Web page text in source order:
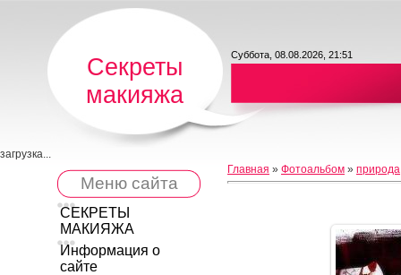
Секреты
макияжа
Суббота, 08.08.2026, 21:51
загрузка...
Меню сайта
СЕКРЕТЫ
МАКИЯЖА
Информация о
сайте
Главная » Фотоальбом » природа